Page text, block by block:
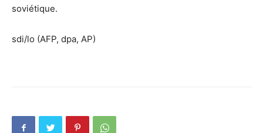
soviétique.
sdi/lo (AFP, dpa, AP)